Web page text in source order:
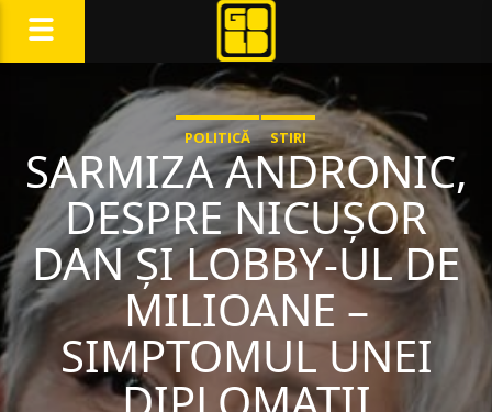
POLITICĂ STIRI
SARMIZA ANDRONIC,
DESPRE NICUȘOR
DAN ȘI LOBBY-UL DE
MILIOANE –
SIMPTOMUL UNEI